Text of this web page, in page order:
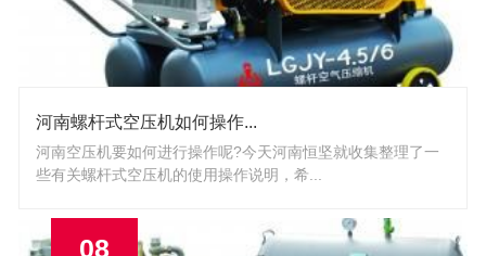
河南螺杆式空压机如何操作...
河南空压机要如何进行操作呢?今天河南恒坚就收集整理了一
些有关螺杆式空压机的使用操作说明，希...
08